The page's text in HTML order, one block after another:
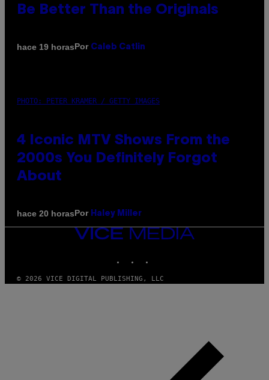
Be Better Than the Originals
hace 19 horasPor Caleb Catlin
PHOTO: PETER KRAMER / GETTY IMAGES
4 Iconic MTV Shows From the
2000s You Definitely Forgot
About
hace 20 horasPor Haley Miller
VICE
© 2026 VICE DIGITAL PUBLISHING, LLC